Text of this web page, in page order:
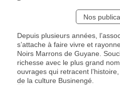
Nos
Depuis plusieurs années,
s’attache à faire vivre et
Noirs Marrons de Guyane.
richesse avec le plus grand
ouvrages qui retracent
de la culture Businengé.